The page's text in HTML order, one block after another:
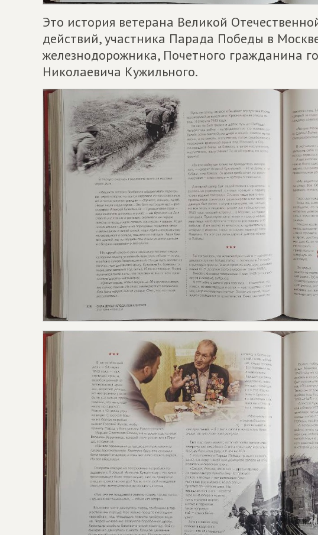
Это история ветерана Великой
действий, участника Парада Победы в
железнодорожника, Почетного гражданина
Николаевича Кужильного.